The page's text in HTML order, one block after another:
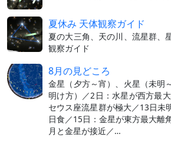
夏休み 天体観察ガイド
夏の大三角、天の川、流星群、
観察ガイド
8月の見どころ
金星（夕方～宵）、火星（未明
明け方）／2日：水星が西方最
セウス座流星群が極大／13日未
日食／15日：金星が東方最大離
月と金星が接近／…